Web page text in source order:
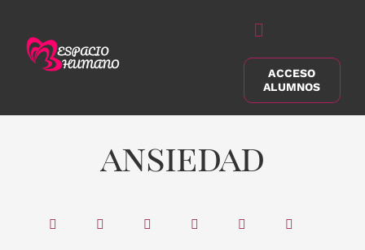
contenido
Alternar
navegación
Buscar:
ACCESO
ALUMNOS
ansiedad